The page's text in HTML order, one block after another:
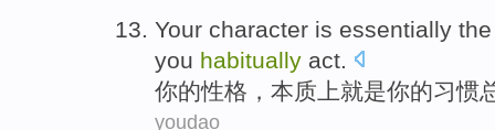
Your character is essentially
you habitually act
你的性格 ， 本质 上就是你的习惯
youdao